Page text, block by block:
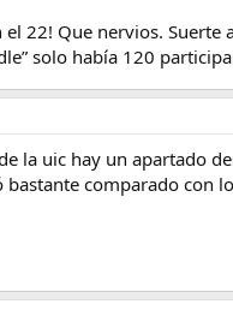
el 22! Que nervios.
solo había 120
la uic hay un apartado
bastante comparado con